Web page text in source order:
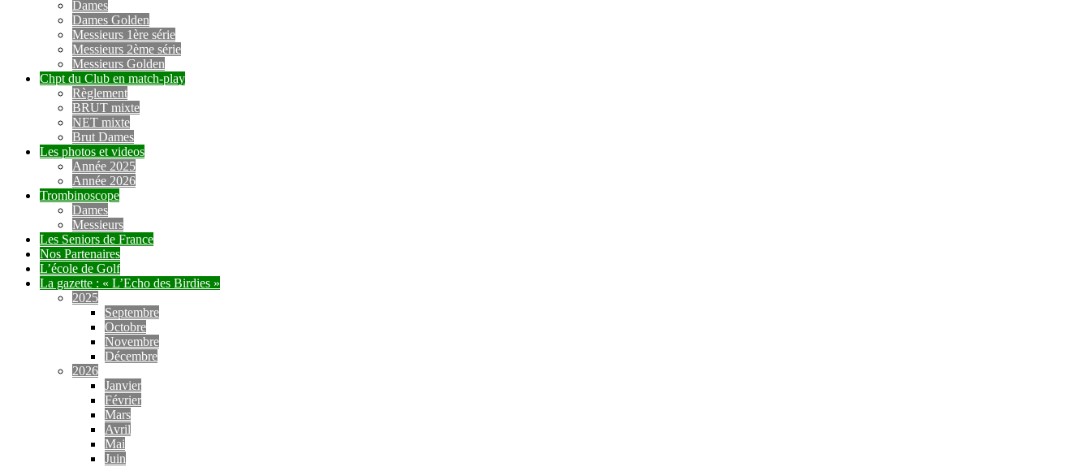
Dames
Dames Golden
Messieurs 1ère série
Messieurs 2ème série
Messieurs Golden
Chpt du Club en match-play
Règlement
BRUT mixte
NET mixte
Brut Dames
Les photos et videos
Année 2025
Année 2026
Trombinoscope
Dames
Messieurs
Les Seniors de France
Nos Partenaires
L’école de Golf
La gazette : « L’Echo des Birdies »
2025
Septembre
Octobre
Novembre
Décembre
2026
Janvier
Février
Mars
Avril
Mai
Juin